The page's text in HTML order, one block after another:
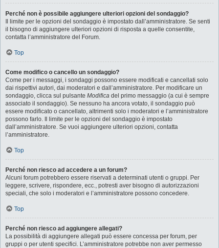
Perché non è possibile aggiungere ulteriori opzioni del sondaggio?
Il limite per le opzioni del sondaggio è impostato dall’amministratore. Se senti
il bisogno di aggiungere ulteriori opzioni di risposta a quelle consentite,
contatta l’amministratore del Forum.
Top
Come modifico o cancello un sondaggio?
Come per i messaggi, i sondaggi possono essere modificati e cancellati solo
dai rispettivi autori, dai moderatori e dall’amministratore. Per modificare un
sondaggio, clicca sul pulsante Modifica del primo messaggio (a cui è sempre
associato il sondaggio). Se nessuno ha ancora votato, il sondaggio può
essere modificato o cancellato, altrimenti solo i moderatori e l’amministratore
possono farlo. Il limite per le opzioni del sondaggio è impostato
dall’amministratore. Se vuoi aggiungere ulteriori opzioni, contatta
l’amministratore.
Top
Perché non riesco ad accedere a un forum?
Alcuni forum potrebbero essere riservati a determinati utenti o gruppi. Per
leggere, scrivere, rispondere, ecc., potresti aver bisogno di autorizzazioni
speciali, che solo i moderatori e l’amministratore possono concedere.
Top
Perché non riesco ad aggiungere allegati?
La possibilità di aggiungere allegati può essere concessa per forum, per
gruppi o per utenti specifici. L’amministratore potrebbe non aver permesso